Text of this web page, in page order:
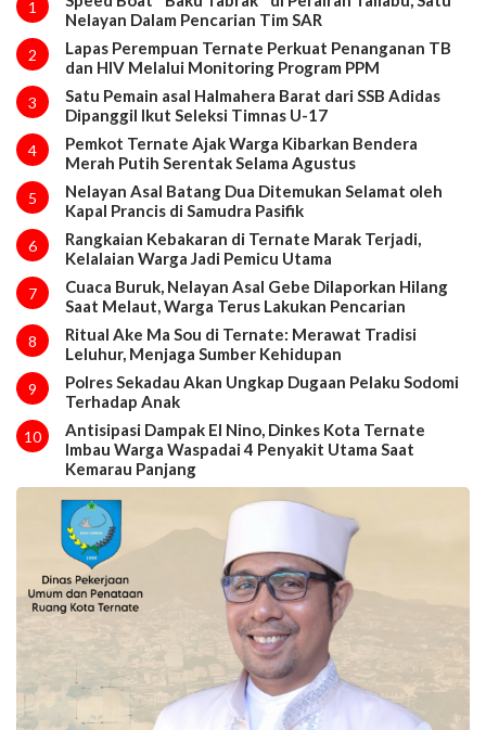
1
Nelayan Dalam Pencarian Tim SAR
2
Lapas Perempuan Ternate Perkuat Penanganan TB
dan HIV Melalui Monitoring Program PPM
3
Satu Pemain asal Halmahera Barat dari SSB Adidas
Dipanggil Ikut Seleksi Timnas U-17
4
Pemkot Ternate Ajak Warga Kibarkan Bendera
Merah Putih Serentak Selama Agustus
5
Nelayan Asal Batang Dua Ditemukan Selamat oleh
Kapal Prancis di Samudra Pasifik
6
Rangkaian Kebakaran di Ternate Marak Terjadi,
Kelalaian Warga Jadi Pemicu Utama
7
Cuaca Buruk, Nelayan Asal Gebe Dilaporkan Hilang
Saat Melaut, Warga Terus Lakukan Pencarian
8
Ritual Ake Ma Sou di Ternate: Merawat Tradisi
Leluhur, Menjaga Sumber Kehidupan
9
Polres Sekadau Akan Ungkap Dugaan Pelaku Sodomi
Terhadap Anak
10
Antisipasi Dampak El Nino, Dinkes Kota Ternate
Imbau Warga Waspadai 4 Penyakit Utama Saat
Kemarau Panjang